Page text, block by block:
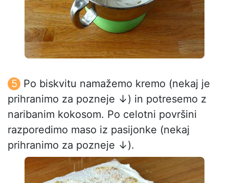
Po biskvitu namažemo kremo (nekaj je
prihranimo za pozneje ↓) in potresemo z
naribanim kokosom. Po celotni površini
razporedimo maso iz pasijonke (nekaj
prihranimo za pozneje ↓).